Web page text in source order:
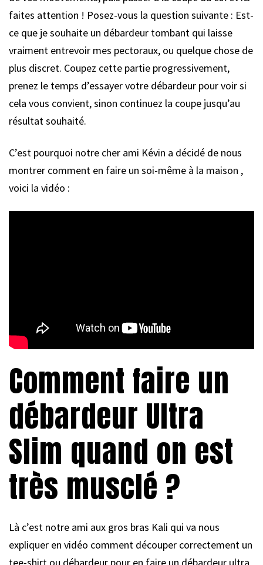
faites attention ! Posez-vous la question suivante : Est-
ce que je souhaite un débardeur tombant qui laisse
vraiment entrevoir mes pectoraux, ou quelque chose de
plus discret. Coupez cette partie progressivement,
prenez le temps d’essayer votre débardeur pour voir si
cela vous convient, sinon continuez la coupe jusqu’au
résultat souhaité.
C’est pourquoi notre cher ami Kévin a décidé de nous
montrer comment en faire un soi-même à la maison ,
voici la vidéo :
Comment faire un
débardeur Ultra
Slim quand on est
très musclé ?
Là c’est notre ami aux gros bras Kali qui va nous
expliquer en vidéo comment découper correctement un